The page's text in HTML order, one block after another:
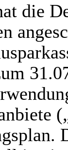
die